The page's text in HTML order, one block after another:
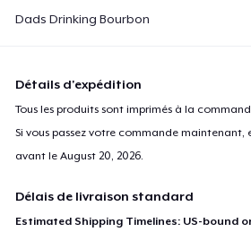
Dads Drinking Bourbon
Détails d'expédition
Tous les produits sont imprimés à la
Si vous passez votre commande maintenant,
avant leAugust 20, 2026
Délais de livraison standard
Estimated Shipping Timelines: US-bound